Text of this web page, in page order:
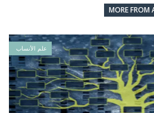
MORE FROM
علم الأنساب